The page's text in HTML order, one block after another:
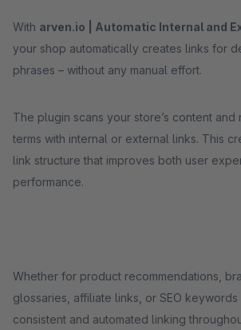
With arven.io | Automatic Internal and
your shop automatically creates links for
phrases – without any manual effort.
The plugin scans your store’s content and
terms with internal or external links. This
link structure that improves both user
performance.
Whether for product recommendations,
glossaries, affiliate links, or SEO keywords
consistent and automated linking